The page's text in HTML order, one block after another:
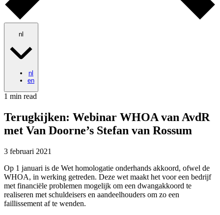
nl
nl
en
1 min read
Terugkijken: Webinar WHOA van AvdR
met Van Doorne’s Stefan van Rossum
3 februari 2021
Op 1 januari is de Wet homologatie onderhands akkoord, ofwel de
WHOA, in werking getreden. Deze wet maakt het voor een bedrijf
met financiële problemen mogelijk om een dwangakkoord te
realiseren met schuldeisers en aandeelhouders om zo een
faillissement af te wenden.